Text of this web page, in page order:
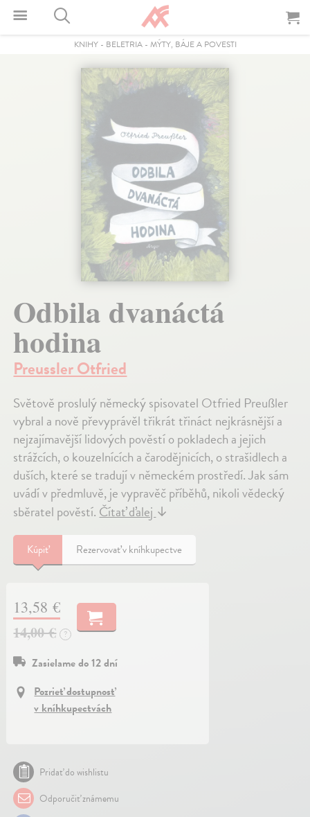
KNIHY- BELETRIA- MÝTY, BÁJE A POVESTI
Odbila dvanáctá
hodina
Preussler Otfried
Světově proslulý německý spisovatel Otfried Preußler
vybral a nově převyprávěl třikrát třináct nejkrásnější a
nejzajímavější lidových pověstí o pokladech a jejich
strážcích, o kouzelnících a čarodějnicích, o strašidlech a
duších, které se tradují v německém prostředí. Jak sám
uvádí v předmluvě, je vypravěč příběhů, nikoli vědecký
sběratel pověstí.Čítať ďalej↓
Kúpiť Rezervovať v kníhkupectve
13,58 €
14,00 €
?
Zasielame do 12 dní
Pozrieť dostupnosť
v kníhkupectvách
Pridať do wishlistu
Odporučiť známemu